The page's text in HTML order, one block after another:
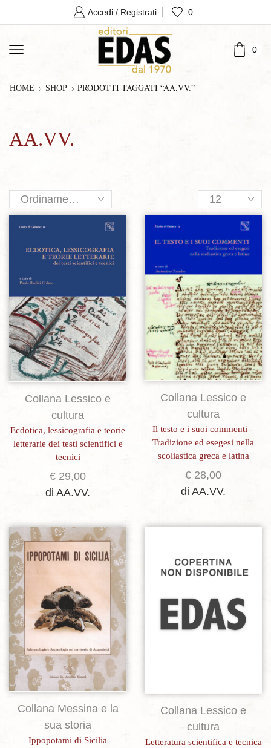
Accedi / Registrati 0
0
HOME SHOP PRODOTTI TAGGATI “AA.VV.”
AA.VV.
Products
per
Aggiungi alla lista dei desideri
Collana Lessico e
cultura
Ecdotica, lessicografia e teorie
letterarie dei testi scientifici e
tecnici
€ 29,00
di AA.VV.
Collana Lessico e
cultura
Il testo e i suoi commenti –
Tradizione ed esegesi nella
scoliastica greca e latina
€ 28,00
di AA.VV.
Aggiungi alla lista dei desideri
Collana Messina e la
sua storia
Ippopotami di Sicilia
Aggiungi alla lista dei desideri
Collana Lessico e
cultura
Letteratura scientifica e tecnica